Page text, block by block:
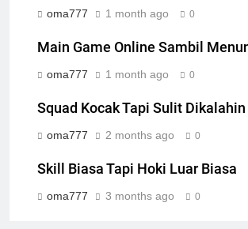
oma777 1 month ago 0
Main Game Online Sambil
oma777 1 month ago 0
Squad Kocak Tapi Sulit Dikalahin
oma777 2 months ago 0
Skill Biasa Tapi Hoki Luar Biasa
oma777 3 months ago 0